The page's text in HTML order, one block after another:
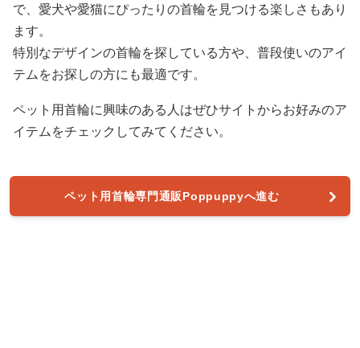
で、愛犬や愛猫にぴったりの首輪を見つける楽しさもあり
ます。
特別なデザインの首輪を探している方や、普段使いのアイ
テムをお探しの方にも最適です。
ペット用首輪に興味のある人はぜひサイトからお好みのア
イテムをチェックしてみてください。
ペット用首輪専門通販Poppuppyへ進む